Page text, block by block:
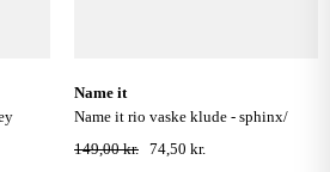
name it
name it rio vaske klude - sphinx/
brown
149,00 kr. 74,50 kr.